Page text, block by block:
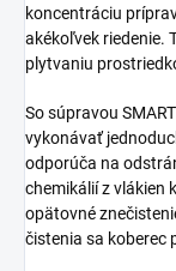
koncentráciu
akékoľvek riedenie.
plytvaniu
So súpravou
vykonávať
odporúča na
chemikálií z vlákien
opätovné
čistenia sa koberec